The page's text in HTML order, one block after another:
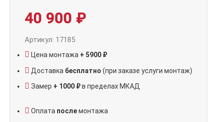
40 900 ₽
Артикул: 17185
Цена монтажа + 5900 ₽
Доставка бесплатно (при заказе услуги монтаж)
Замер + 1000 ₽в пределах МКАД
Оплата послемонтажа